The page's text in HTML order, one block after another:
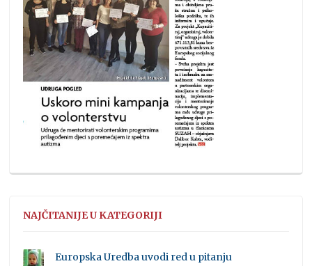
NAJČITANIJE U KATEGORIJI
Europska Uredba uvodi red u pitanju